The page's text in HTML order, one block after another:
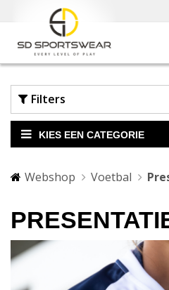
Filters
Merk
Acerbis Sport
KIES EEN CATEGORIE
Webshop Voetbal